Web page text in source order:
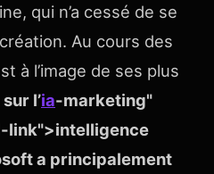
qui n’a cessé de se
Au cours des
à l’image de ses plus
sur l’ia-marketing"
link">intelligence
a principalement